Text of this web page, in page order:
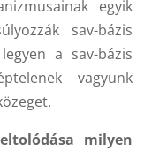
egyik
sav-bázis
a sav-bázis
vagyunk
milyen